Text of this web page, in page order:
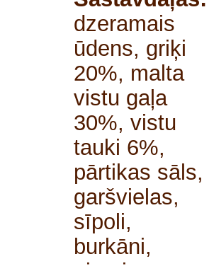
dzeramais
ūdens, griķi
20%, malta
vistu gaļa
30%, vistu
tauki 6%,
pārtikas sāls,
garšvielas,
sīpoli,
burkāni,